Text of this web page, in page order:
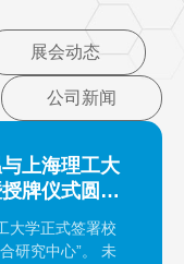
展会动态
公司新闻
上海理工大
牌仪式圆满
大学正式签署校
研究中心”。 未